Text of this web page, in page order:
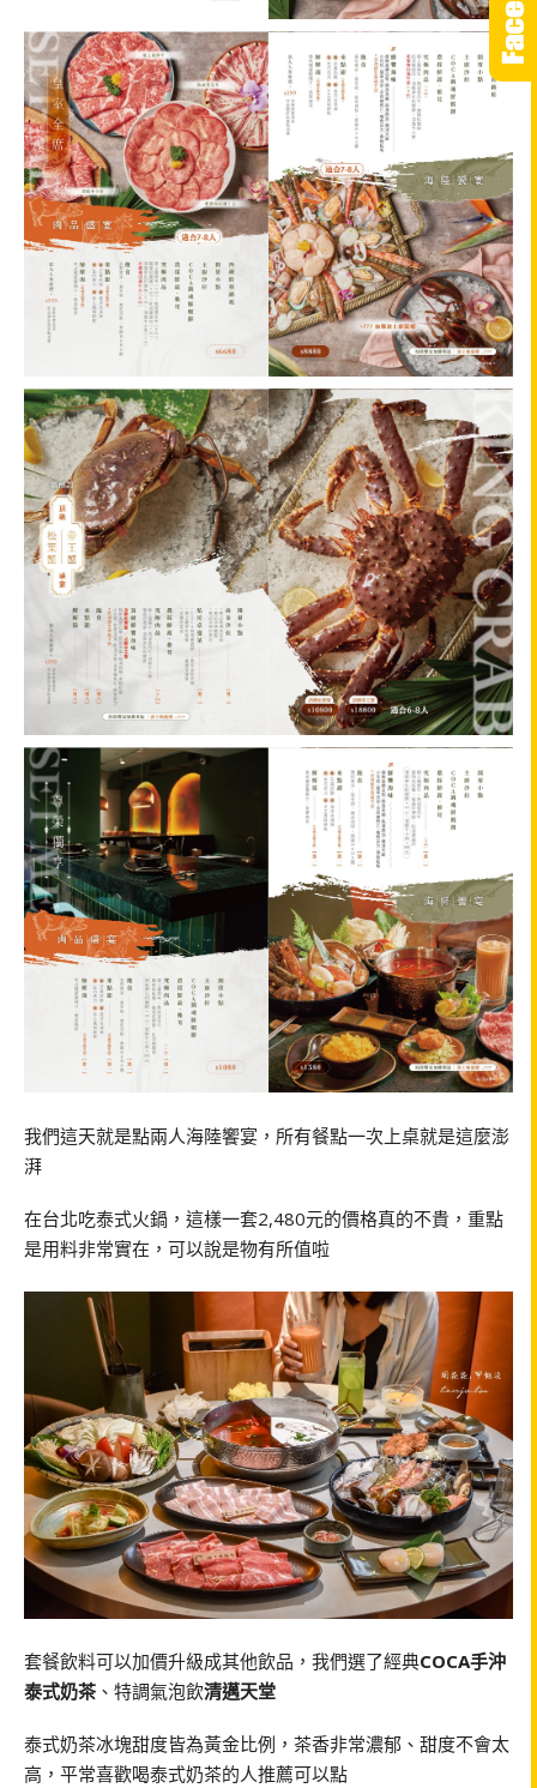
我們這天就是點兩人海陸饗宴，所有餐點一次上桌就是這麼澎
湃
在台北吃泰式火鍋，這樣一套2,480元的價格真的不貴，重點
是用料非常實在，可以說是物有所值啦
套餐飲料可以加價升級成其他飲品，我們選了經典COCA手沖
泰式奶茶、特調氣泡飲清邁天堂
泰式奶茶冰塊甜度皆為黃金比例，茶香非常濃郁、甜度不會太
高，平常喜歡喝泰式奶茶的人推薦可以點